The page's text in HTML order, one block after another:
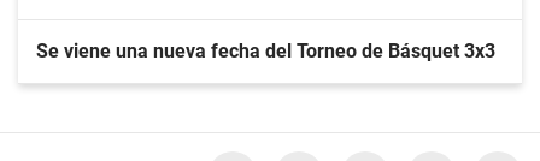
Se viene una nueva fecha del Torneo de Básquet 3x3